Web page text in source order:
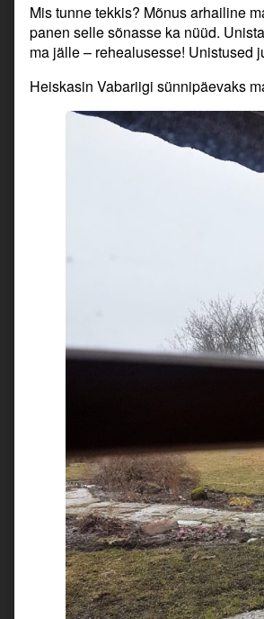
Mis tunne tekkis? Mõnus arhailine
panen selle sõnasse ka nüüd.
ma jälle – rehealusesse! Unistused
Heiskasin Vabariigi sünnipäevaks